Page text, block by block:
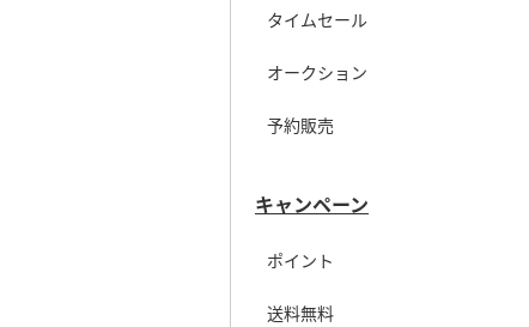
タイムセール
オークション
予約販売
キャンペーン
ポイント
送料無料